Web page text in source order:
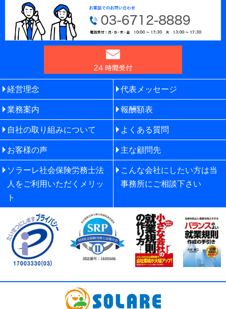
経営理念 代表メッセージ
業務案内 報酬額表
自社の取り組みについて よくある質問
お客様の声 主な顧問先
ソラーレ社会保険労務士法
人をご利用いただくメリッ
ト
こんな会社にしたい方は当
事務所にご相談下さい